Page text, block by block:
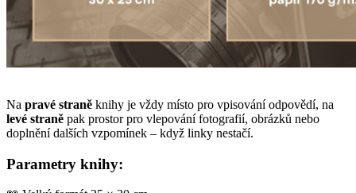
Na pravé straně knihy je vždy místo pro vpisování odpovědí, na
levé straně pak prostor pro vlepování fotografií, obrázků nebo
doplnění dalších vzpomínek – když linky nestačí.
Parametry knihy: